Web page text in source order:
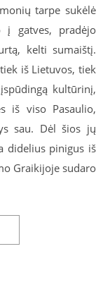
tarpe sukėlė
į gatves, pradėjo
kelti sumaištį.
iš Lietuvos, tiek
kultūrinį,
iš viso Pasaulio,
sau. Dėl šios jų
didelius pinigus iš
Graikijoje sudaro